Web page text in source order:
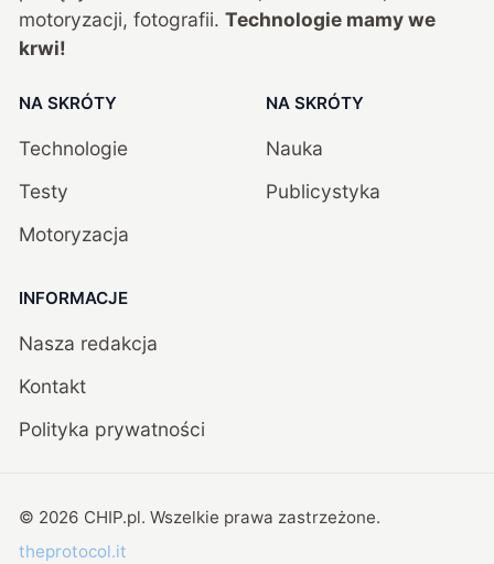
motoryzacji, fotografii. Technologie mamy we
krwi!
NA SKRÓTY
Technologie
Testy
Motoryzacja
NA SKRÓTY
Nauka
Publicystyka
INFORMACJE
Nasza redakcja
Kontakt
Polityka prywatności
© 2026 CHIP.pl. Wszelkie prawa zastrzeżone.
theprotocol.it